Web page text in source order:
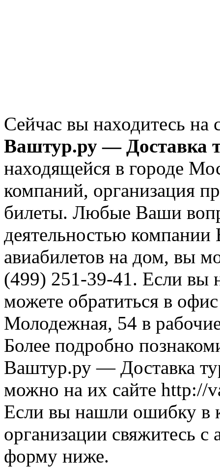
Сейчас вы находитесь на
Ваштур.ру — Доставка
находящейся в городе
компаний, организация
билеты. Любые Ваши
деятельностью
авиабилетов на дом, вы
(499) 251-39-41. Если вы
можете обратиться в
Молодежная, 54 в
Более подробно
Ваштур.ру — Доставка
можно на их сайте http://
Если вы нашли ошибку в
организации свяжитесь
форму ниже.